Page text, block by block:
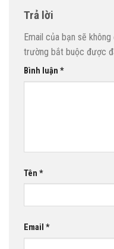
Trả lời
Email của bạn sẽ
trường bắt buộc được
Bình luận *
Tên *
Email *